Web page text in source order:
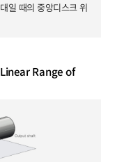
일 때의 중앙디스크 위
Range of